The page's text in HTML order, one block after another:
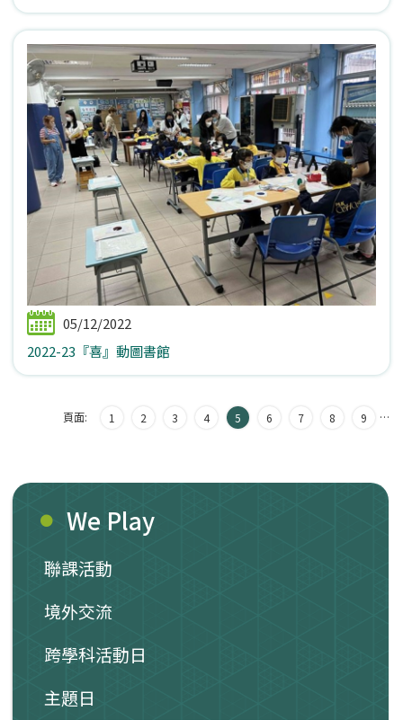
05/12/2022
2022-23『喜』動圖書館
頁面: 1 2 3 4 5 6 7 8 9 …
We Play
聯課活動
境外交流
跨學科活動日
主題日